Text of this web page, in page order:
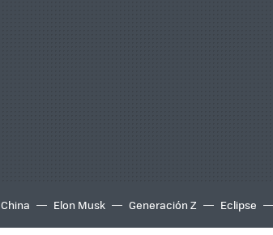
China Elon Musk Generación Z Eclipse